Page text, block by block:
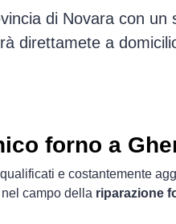
di Novara con
direttamete a
forno a
e costantemente
campo della riparazione